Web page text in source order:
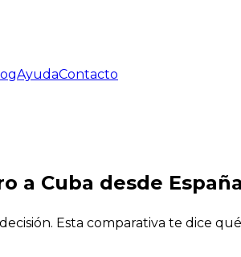
AyudaContacto
a Cuba desde España
Esta comparativa te dice